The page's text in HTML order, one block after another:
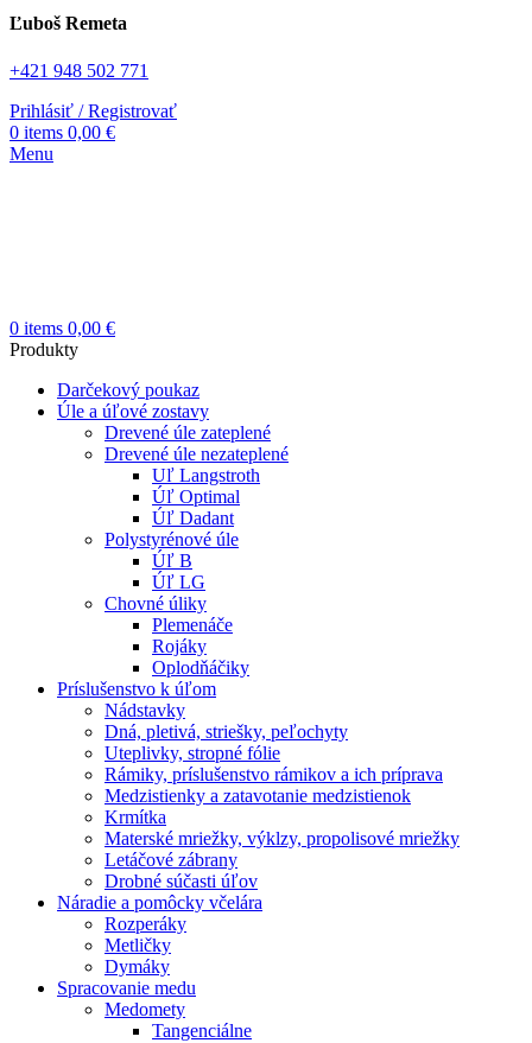
Ľuboš Remeta
+421 948 502 771
Prihlásiť / Registrovať
0 items 0,00 €
Menu
0 items 0,00 €
Produkty
Darčekový poukaz
Úle a úľové zostavy
Drevené úle zateplené
Drevené úle nezateplené
Uľ Langstroth
Úľ Optimal
Úľ Dadant
Polystyrénové úle
Úľ B
Úľ LG
Chovné úliky
Plemenáče
Rojáky
Oplodňáčiky
Príslušenstvo k úľom
Nádstavky
Dná, pletivá, striešky, peľochyty
Uteplivky, stropné fólie
Rámiky, príslušenstvo rámikov a ich príprava
Medzistienky a zatavotanie medzistienok
Krmítka
Materské mriežky, výklzy, propolisové mriežky
Letáčové zábrany
Drobné súčasti úľov
Náradie a pomôcky včelára
Rozperáky
Metličky
Dymáky
Spracovanie medu
Medomety
Tangenciálne